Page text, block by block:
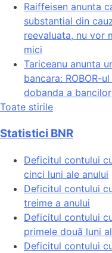
Raiffeisen anunta
substantial din
reevaluata, nu vor
mici
Tariceanu anunta
bancara: ROBOR-
dobanda a bancilor
Toate stirile
Statistici BNR
Deficitul contului
cinci luni ale anului
Deficitul contului
treime a anului
Deficitul contului
primele două luni
Deficitul contului